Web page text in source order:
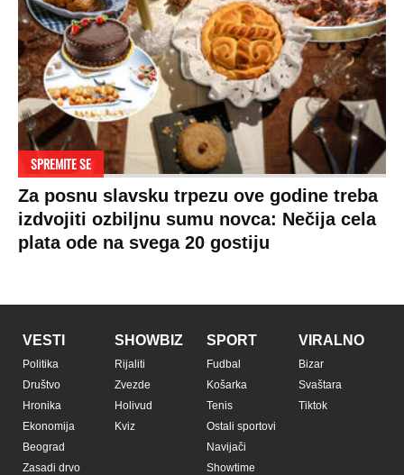
Copyright © Espreso.co.rs 2026. Sva prava zadržana. Mondo inc.